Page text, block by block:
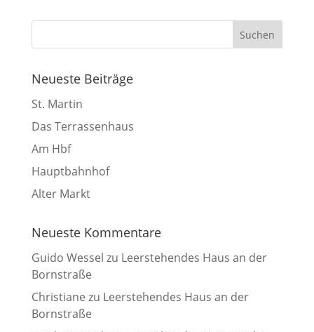
Neueste Beiträge
St. Martin
Das Terrassenhaus
Am Hbf
Hauptbahnhof
Alter Markt
Neueste Kommentare
Guido Wessel zu Leerstehendes Haus an der
Bornstraße
Christiane zu Leerstehendes Haus an der
Bornstraße